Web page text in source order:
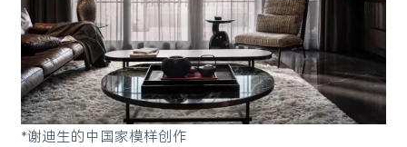
*谢迪生的中国家模样创作